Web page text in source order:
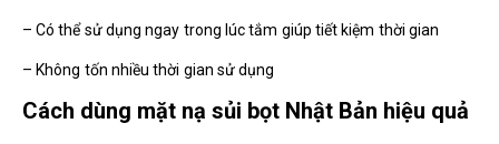
– Có thể sử dụng ngay trong lúc tắm giúp tiết kiệm thời gian
– Không tốn nhiều thời gian sử dụng
Cách dùng mặt nạ sủi bọt Nhật Bản hiệu quả